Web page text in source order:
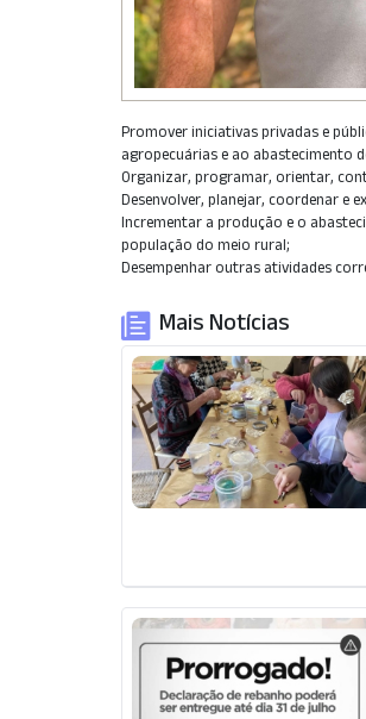
Promover iniciativas privadas e
agropecuárias e ao abastecimento
Organizar, programar, orientar,
Desenvolver, planejar, coordenar e
Incrementar a produção e o
população do meio rural;
Desempenhar outras atividades
Mais Notícias